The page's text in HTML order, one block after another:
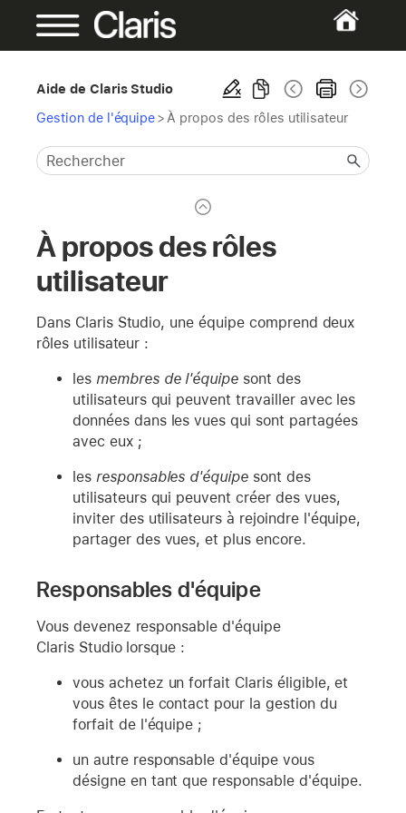
Aide de Claris Studio
Gestion de l'équipe> À propos des rôles utilisateur
À propos des rôles
utilisateur
Dans Claris Studio, une équipe comprend deux
rôles utilisateur :
les membres de l'équipe sont des
utilisateurs qui peuvent travailler avec les
données dans les vues qui sont partagées
avec eux ;
les responsables d'équipe sont des
utilisateurs qui peuvent créer des vues,
inviter des utilisateurs à rejoindre l'équipe,
partager des vues, et plus encore.
Responsables d'équipe
Vous devenez responsable d'équipe
Claris Studio lorsque :
vous achetez un forfait Claris éligible, et
vous êtes le contact pour la gestion du
forfait de l'équipe ;
un autre responsable d'équipe vous
désigne en tant que responsable d'équipe.